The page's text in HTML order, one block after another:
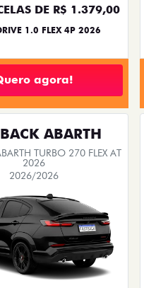
PARA PCD
Fiat. As ofertas tem
TURBO 200 FLEX AT 2026
2026/2026